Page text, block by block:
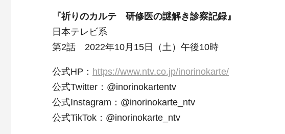
『祈りのカルテ 研修医の謎解き診察記録』
日本テレビ系
第2話 2022年10月15日（土）午後10時
公式HP： https://www.ntv.co.jp/inorinokarte/
公式Twitter：@inorinokartentv
公式Instagram：@inorinokarte_ntv
公式TikTok：@inorinokarte_ntv